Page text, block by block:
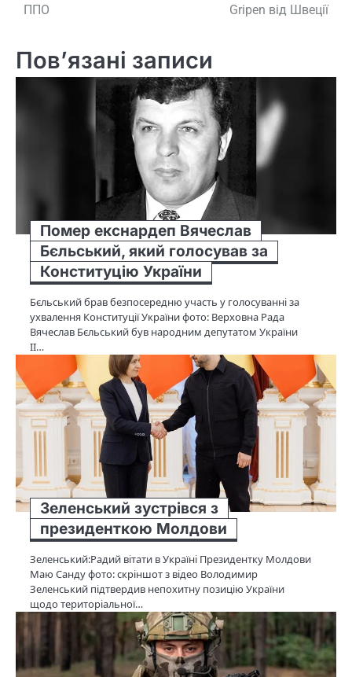
ППО Gripen від Швеції
Пов’язані записи
Помер екснардеп Вячеслав
Бєльський, який голосував за
Конституцію України
Бєльський брав безпосередню участь у голосуванні за
ухвалення Конституції України фото: Верховна Рада
Вячеслав Бєльський був народним депутатом України
II…
Зеленський зустрівся з
президенткою Молдови
Зеленський:Радий вітати в Україні Президентку Молдови
Маю Санду фото: скріншот з відео Володимир
Зеленський підтвердив непохитну позицію України
щодо територіальної…